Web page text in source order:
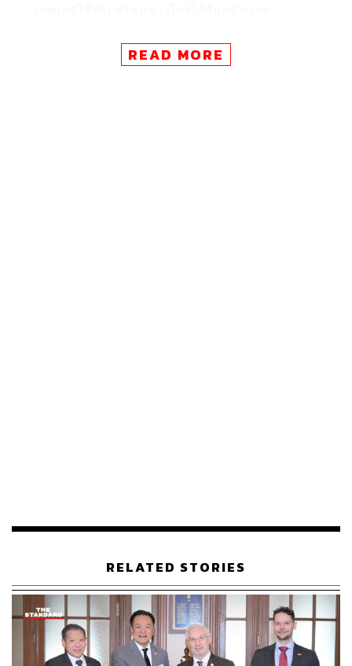
นิทรรศการ Visiteurs de Versailles 1682-1789 จัดแสดง
ตั้งแต่วันที่ 22 ตุลาคม 2560 – 25 กุมภาพันธ์ 2561 ณ พระรา
สิ่งที่เป็นสุดยอดไฮไลต์เกี่ยวกับประเทศไทยของการจัดแสดง
นารายณ์มหาราช ได้แก่ ปืนใหญ่ฉลุลายเงินดุนนูน 1 กระบอก
ตู้ญี่ปุ่น 3 ใบ และกาน้ำชาเงินจีน 1 ใบ ซึ่งพระองค์ทรงโปรด
เกล้าฯ ให้ออกพระวิสุทธสุนทร หรือโกษาปาน เป็นราชทูต นำ
ไปถวายพระเจ้าหลุยส์ที่ 14 พร้อมกับพระราชสาส์น ณ ท้อง
พระโรงห้องกระจก (Galerie des Glaces) แห่งพระรา
ชวังแวร์ซายส์ เมื่อวันที่ 1 กันยายน ค.ศ. 1686 (พ.ศ. 2229)
READ MORE
RELATED STORIES